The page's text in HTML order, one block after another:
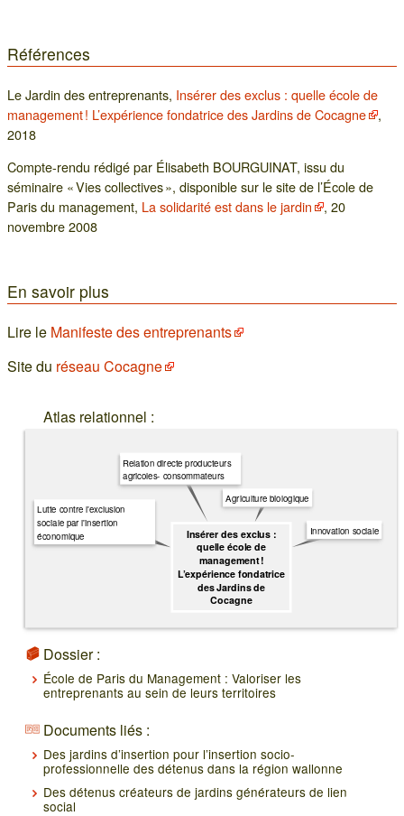
Références
Le Jardin des entreprenants, Insérer des exclus : quelle école de
management ! L’expérience fondatrice des Jardins de Cocagne
,
2018
Compte-rendu rédigé par Élisabeth BOURGUINAT, issu du
séminaire « Vies collectives », disponible sur le site de l’École de
Paris du management, La solidarité est dans le jardin
, 20
novembre 2008
En savoir plus
Lire le Manifeste des entreprenants
Site du réseau Cocagne
Atlas relationnel :
Insérer des exclus :
quelle école de
management !
L’expérience fondatrice
des Jardins de
Cocagne
Innovation sociale
Agriculture biologique
Relation directe producteurs
agricoles- consommateurs
Lutte contre l'exclusion
sociale par l'insertion
économique
Dossier :
École de Paris du Management : Valoriser les
entreprenants au sein de leurs territoires
Documents liés :
Des jardins d’insertion pour l’insertion socio-
professionnelle des détenus dans la région wallonne
Des détenus créateurs de jardins générateurs de lien
social